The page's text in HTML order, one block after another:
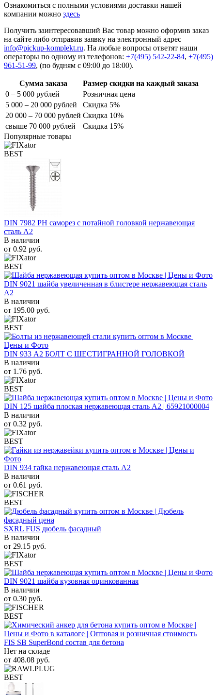
Ознакомиться с полными условиями доставки нашей
компании можно здесь
Получить заинтересовавший Вас товар можно оформив заказ
на сайте либо отправив заявку на электронный адрес
info@pickup-komplekt.ru. На любые вопросы ответят наши
операторы по одному из телефонов: +7(495) 542-22-84, +7(495)
961-51-99, (по будням с 09:00 до 18:00).
Сумма заказа
Размер скидки на каждый заказа
0 – 5 000 рублей
Розничная цена
5 000 – 20 000 рублей
Скидка 5%
20 000 – 70 000 рублей Скидка 10%
свыше 70 000 рублей
Скидка 15%
Популярные товары
BEST
DIN 7982 PH саморез с потайной головкой нержавеющая
сталь A2
В наличии
от 0.92 руб.
BEST
DIN 9021 шайба увеличенная в блистере нержавеющая сталь
A2
В наличии
от 195.00 руб.
BEST
DIN 933 А2 БОЛТ С ШЕСТИГРАННОЙ ГОЛОВКОЙ
В наличии
от 1.76 руб.
BEST
DIN 125 шайба плоская нержавеющая сталь A2 | 65921000004
В наличии
от 0.32 руб.
BEST
DIN 934 гайка нержавеющая сталь A2
В наличии
от 0.61 руб.
BEST
SXRL FUS дюбель фасадный
В наличии
от 29.15 руб.
BEST
DIN 9021 шайба кузовная оцинкованная
В наличии
от 0.30 руб.
BEST
FIS SB SuperBond состав для бетона
Нет на складе
от 408.08 руб.
BEST